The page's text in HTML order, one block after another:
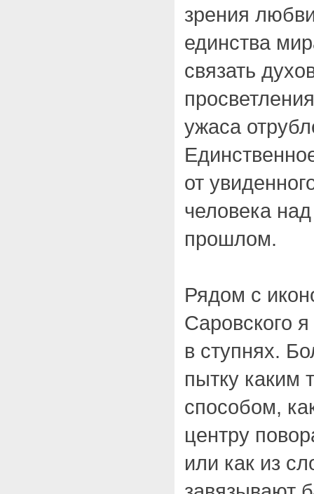
зрения
единства
связать
ужаса
от
человека
прошлом.
Рядом с
Саровского
в ступнях.
пытку каким
способом,
центру
или как из